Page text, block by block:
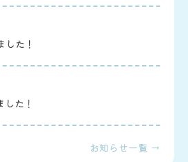
た！
た！
お知らせ一覧 →